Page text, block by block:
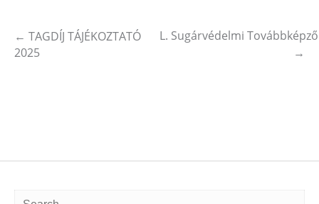
Post navigation
← TAGDÍJ TÁJÉKOZTATÓ
2025
L. Sugárvédelmi
→